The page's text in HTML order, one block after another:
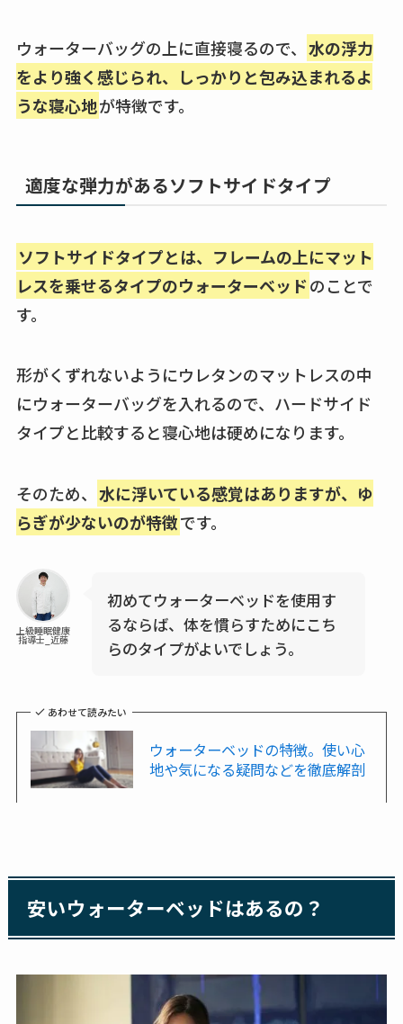
ウォーターバッグの上に直接寝るので、 水の浮力
をより強く感じられ、しっかりと包み込まれるよ
うな寝心地が特徴です。
適度な弾力があるソフトサイドタイプ
ソフトサイドタイプとは、フレームの上にマット
レスを乗せるタイプのウォーターベッドのことで
す。
形がくずれないようにウレタンのマットレスの中
にウォーターバッグを入れるので、ハードサイド
タイプと比較すると寝心地は硬めになります。
そのため、 水に浮いている感覚はありますが、ゆ
らぎが少ないのが特徴です。
上級睡眠健康
指導士_近藤
初めてウォーターベッドを使用す
るならば、体を慣らすためにこち
らのタイプがよいでしょう。
あわせて読みたい
ウォーターベッドの特徴。使い心
地や気になる疑問などを徹底解剖
安いウォーターベッドはあるの？